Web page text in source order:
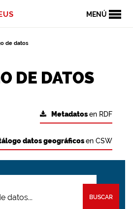
MENÚ
de datos
DE DATOS
Metadatosen RDF
datos geográficosen CSW
BUSCAR